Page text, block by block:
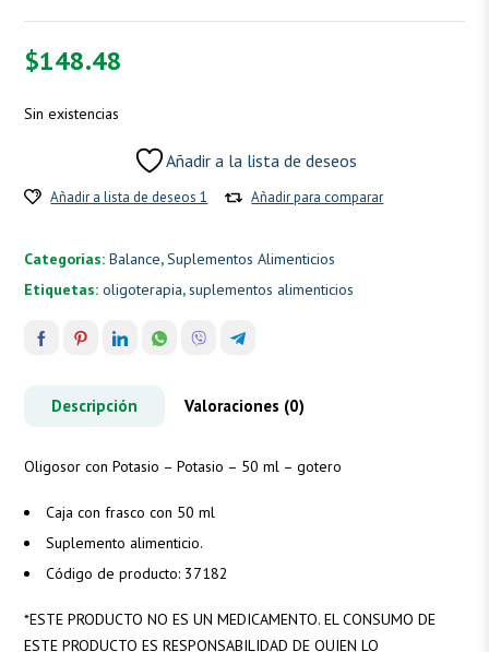
$148.48
Sin existencias
Añadir a la lista de deseos
Añadir a lista de deseos 1 Añadir para comparar
Categorías:Balance,Suplementos Alimenticios
Etiquetas:oligoterapia,suplementos alimenticios
Descripción Valoraciones (0)
Oligosor con Potasio – Potasio – 50 ml – gotero
Caja con frasco con 50 ml
Suplemento alimenticio.
Código de producto: 37182
*ESTE PRODUCTO NO ES UN MEDICAMENTO. EL CONSUMO DE
ESTE PRODUCTO ES RESPONSABILIDAD DE QUIEN LO